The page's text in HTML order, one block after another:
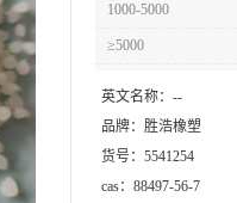
1000-5000
≥5000
英文名称： --
品牌： 胜浩橡塑
货号： 5541254
cas： 88497-56-7